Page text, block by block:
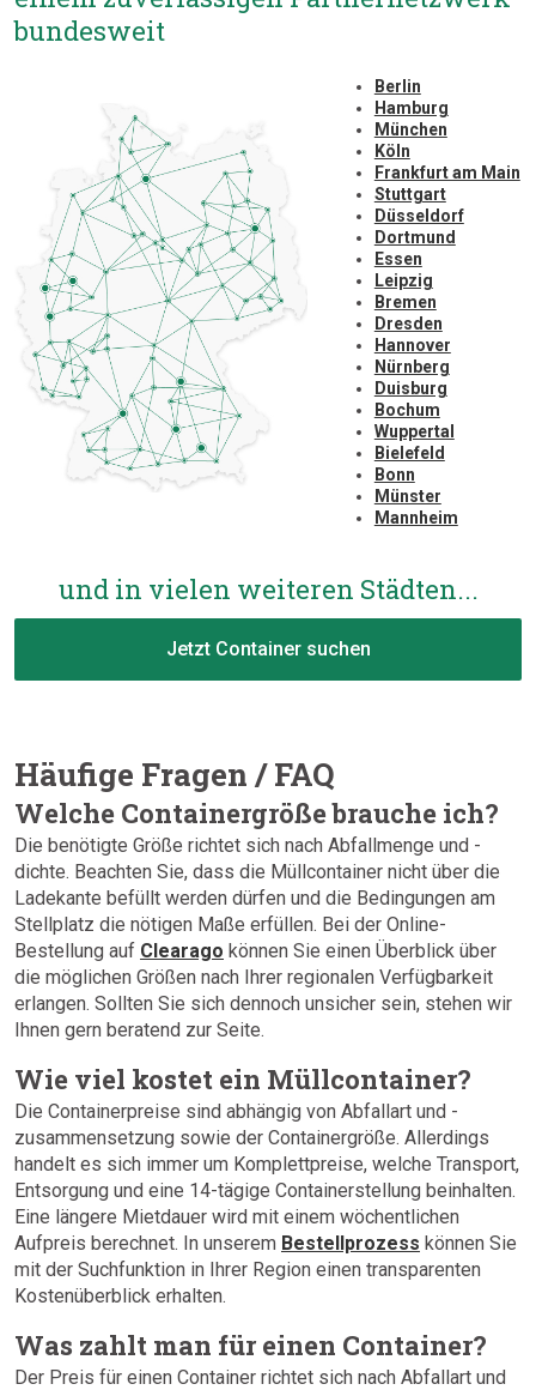
bundesweit
Berlin
Hamburg
München
Köln
Frankfurt am Main
Stuttgart
Düsseldorf
Dortmund
Essen
Leipzig
Bremen
Dresden
Hannover
Nürnberg
Duisburg
Bochum
Wuppertal
Bielefeld
Bonn
Münster
Mannheim
und in vielen weiteren Städten...
Jetzt Container suchen
Häufige Fragen / FAQ
Welche Containergröße brauche ich?
Die benötigte Größe richtet sich nach Abfallmenge und -
dichte. Beachten Sie, dass die Müllcontainer nicht über die
Ladekante befüllt werden dürfen und die Bedingungen am
Stellplatz die nötigen Maße erfüllen. Bei der Online-
Bestellung auf Clearago können Sie einen Überblick über
die möglichen Größen nach Ihrer regionalen Verfügbarkeit
erlangen. Sollten Sie sich dennoch unsicher sein, stehen wir
Ihnen gern beratend zur Seite.
Wie viel kostet ein Müllcontainer?
Die Containerpreise sind abhängig von Abfallart und -
zusammensetzung sowie der Containergröße. Allerdings
handelt es sich immer um Komplettpreise, welche Transport,
Entsorgung und eine 14-tägige Containerstellung beinhalten.
Eine längere Mietdauer wird mit einem wöchentlichen
Aufpreis berechnet. In unserem Bestellprozess können Sie
mit der Suchfunktion in Ihrer Region einen transparenten
Kostenüberblick erhalten.
Was zahlt man für einen Container?
Der Preis für einen Container richtet sich nach Abfallart und